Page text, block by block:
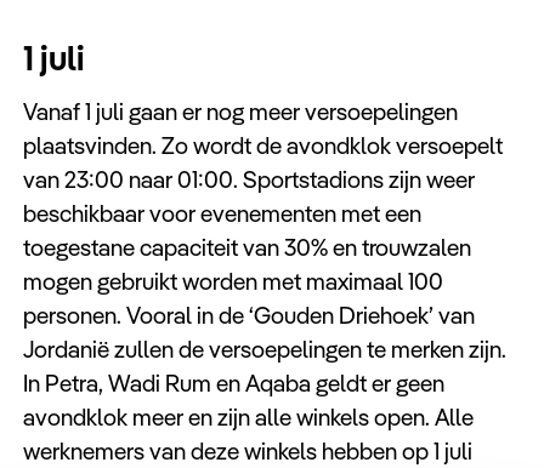
1 juli
Vanaf 1 juli gaan er nog meer versoepelingen
plaatsvinden. Zo wordt de avondklok versoepelt
van 23:00 naar 01:00. Sportstadions zijn weer
beschikbaar voor evenementen met een
toegestane capaciteit van 30% en trouwzalen
mogen gebruikt worden met maximaal 100
personen. Vooral in de ‘Gouden Driehoek’ van
Jordanië zullen de versoepelingen te merken zijn.
In Petra, Wadi Rum en Aqaba geldt er geen
avondklok meer en zijn alle winkels open. Alle
werknemers van deze winkels hebben op 1 juli